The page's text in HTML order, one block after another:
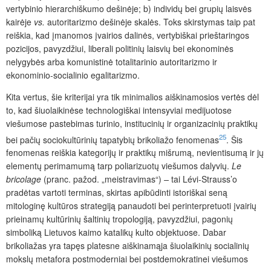
vertybinio hierarchiškumo dešinėje; b) individų bei grupių laisvės
kairėje vs. autoritarizmo dešinėje skalės. Toks skirstymas taip pat
reiškia, kad įmanomos įvairios dalinės, vertybiškai prieštaringos
pozicijos, pavyzdžiui, liberali politinių laisvių bei ekonominės
nelygybės arba komunistinė totalitarinio autoritarizmo ir
ekonominio-socialinio egalitarizmo.
Kita vertus, šie kriterijai yra tik minimalios aiškinamosios vertės dėl
to, kad šiuolaikinėse technologiškai intensyviai medijuotose
viešumose pastebimas turinio, institucinių ir organizacinių praktikų
bei pačių sociokultūrinių tapatybių brikoliažo fenomenas25. Šis
fenomenas reiškia kategorijų ir praktikų mišrumą, nevientisumą ir jų
elementų perimamumą tarp poliarizuotų viešumos dalyvių. Le
bricolage (pranc. pažod. „meistravimas“) – tai Lévi-Strauss’o
pradėtas vartoti terminas, skirtas apibūdinti istoriškai seną
mitologinę kultūros strategiją panaudoti bei perinterpretuoti įvairių
prieinamų kultūrinių šaltinių tropologiją, pavyzdžiui, pagonių
simboliką Lietuvos kaimo katalikų kulto objektuose. Dabar
brikoliažas yra tapęs platesne aiškinamąja šiuolaikinių socialinių
mokslų metafora postmoderniai bei postdemokratinei viešumos